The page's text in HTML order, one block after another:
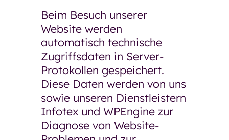
Beim Besuch unserer
Website werden
automatisch technische
Zugriffsdaten in Server-
Protokollen gespeichert.
Diese Daten werden von uns
sowie unseren Dienstleistern
Infotex und WPEngine zur
Diagnose von Website-